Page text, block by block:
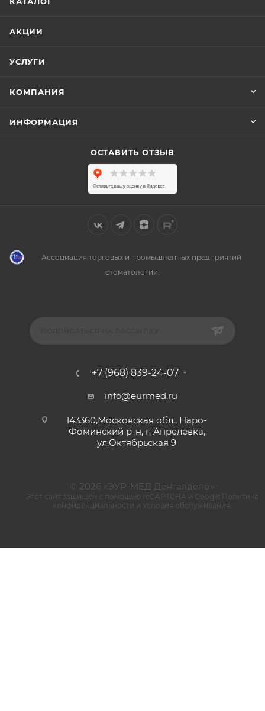
АКЦИИ
УСЛУГИ
КОМПАНИЯ
ИНФОРМАЦИЯ
ОСТАВИТЬ ОТЗЫВ
Ассоциация торговых и промышленных предприятий
стоматологии.
+7 (968) 839-24-07
info@eurmed.ru
143360,Московская обл., Наро-
Фоминский р-н, г. Апрелевка,
ул.Октябрьская 9
© 2026 «ЭУР-МЕД Денталдепо»
Этот сайт защищен с помощью reCAPTCHA и Google Политика
конфиденциальности и Условия обслуживания